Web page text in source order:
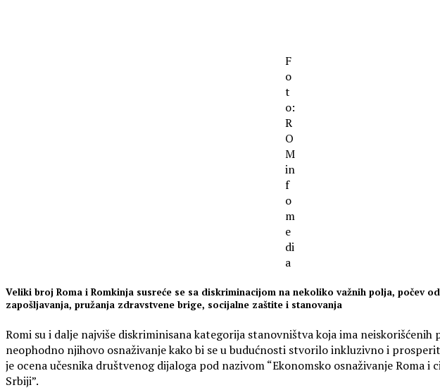
F
o
t
o:
R
O
M
in
f
o
m
e
di
a
Veliki broj Roma i Romkinja susreće se sa diskriminacijom na nekoliko važnih polja, počev
zapošljavanja, pružanja zdravstvene brige, socijalne zaštite i stanovanja
Romi su i dalje najviše diskriminisana kategorija stanovništva koja ima neiskorišćenih
neophodno njihovo osnaživanje kako bi se u budućnosti stvorilo inkluzivno i
je ocena učesnika društvenog dijaloga pod nazivom “Ekonomsko osnaživanje Roma i
Srbiji”.